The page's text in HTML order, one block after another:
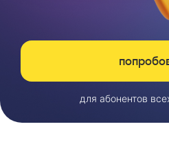
для абонентов